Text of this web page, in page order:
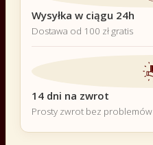
Wysyłka w ciągu 24h
Dostawa od 100 zł gratis
14 dni na zwrot
Prosty zwrot bez problemów